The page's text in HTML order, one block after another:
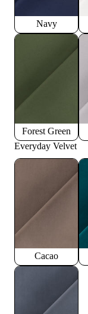
Navy
Forest Green
Everyday Velvet
Cacao